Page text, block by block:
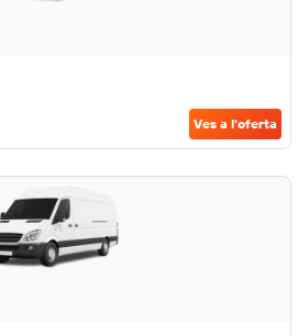
Ves a l'oferta